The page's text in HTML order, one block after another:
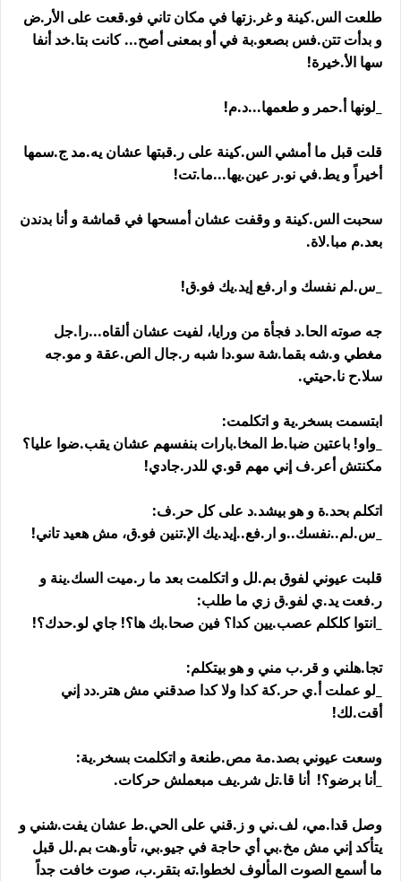
طلعت الس.كينة و غر.زتها في مكان تاني فو.قعت على الأر.ض
و بدأت تتن.فس بصعو.بة في أو بمعنى أصح... كانت بتا.خد أنفا
سها الأ.خيرة!
_لونها أ.حمر و طعمها...د.م!
قلت قبل ما أمشي الس.كينة على ر.قبتها عشان يه.مد ج.سمها
أخيراً و يط.في نو.ر عين.يها...ما.تت!
سحبت الس.كينة و وقفت عشان أمسحها في قماشة و أنا بدندن
بعد.م مبا.لاة.
_س.لم نفسك و ار.فع إيد.يك فو.ق!
جه صوته الحا.د فجأة من ورايا، لفيت عشان ألقاه...را.جل
مغطي و.شه بقما.شة سو.دا شبه ر.جال الص.عقة و مو.جه
سلا.ح نا.حيتي.
ابتسمت بسخر.ية و اتكلمت:
_واو! باعتين ضبا.ط المخا.بارات بنفسهم عشان يقب.ضوا عليا؟
مكنتش أعر.ف إني مهم قو.ي للدر.جادي!
اتكلم بحد.ة و هو بيشد.د على كل حر.ف:
_س.لم..نفسك..و ار.فع..إيد.يك الإ.تنين فو.ق، مش هعيد تاني!
قلبت عيوني لفوق بم.لل و اتكلمت بعد ما ر.ميت السك.ينة و
ر.فعت يد.ي لفو.ق زي ما طلب:
_انتوا كلكلم عصب.يين كدا؟ فين صحا.بك ها؟! جاي لو.حدك؟!
تجا.هلني و قر.ب مني و هو بيتكلم:
_لو عملت أ.ي حر.كة كدا ولا كدا صدقني مش هتر.دد إني
أقت.لك!
وسعت عيوني بصد.مة مص.طنعة و اتكلمت بسخر.ية:
_أنا برضو؟! أنا قا.تل شر.يف مبعملش حركات.
وصل قدا.مي، لف.ني و ز.قني على الحي.ط عشان يفت.شني و
يتأكد إني مش مخ.بي أي حاجة في جيو.بي، تأو.هت بم.لل قبل
ما أسمع الصوت المألوف لخطوا.ته بتقر.ب، صوت خافت جداً